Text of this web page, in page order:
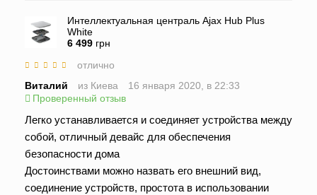
Интеллектуальная централь Ajax Hub Plus
White
6 499 грн
отлично
Виталий
из Киева
16 января 2020, в 22:33
Проверенный отзыв
Легко устанавливается и соединяет устройства между
собой, отличный девайс для обеспечения
безопасности дома
Достоинствами можно назвать его внешний вид,
соединение устройств, простота в использовании